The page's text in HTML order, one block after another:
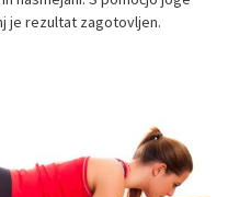
je rezultat zagotovljen.